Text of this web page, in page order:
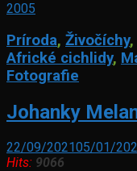
2005
Príroda, Živočíchy,
Africké cichlidy,
Fotografie
Johanky
22/09/202105/01/
Hits: 9066